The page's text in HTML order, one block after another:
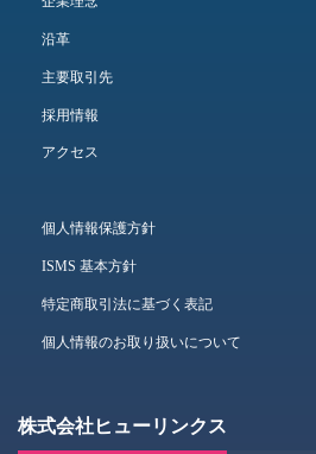
沿革
主要取引先
採用情報
アクセス
個人情報保護方針
ISMS 基本方針
特定商取引法に基づく表記
個人情報のお取り扱いについて
株式会社ヒューリンクス